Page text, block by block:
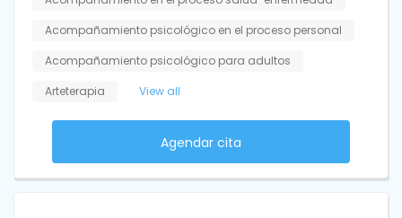
Acompañamiento psicológico en el proceso personal
Acompañamiento psicológico para adultos
Arteterapia
View all
Agendar cita